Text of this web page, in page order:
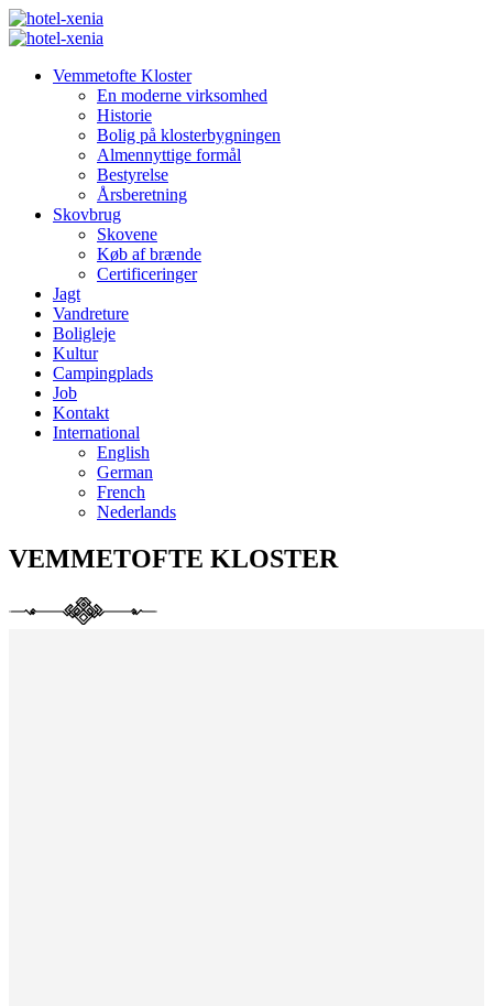
Vemmetofte Kloster
En moderne virksomhed
Historie
Bolig på klosterbygningen
Almennyttige formål
Bestyrelse
Årsberetning
Skovbrug
Skovene
Køb af brænde
Certificeringer
Jagt
Vandreture
Boligleje
Kultur
Campingplads
Job
Kontakt
International
English
German
French
Nederlands
VEMMETOFTE KLOSTER